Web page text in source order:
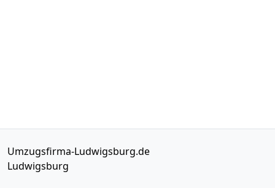
Umzugsfirma-Ludwigsburg.de
Ludwigsburg